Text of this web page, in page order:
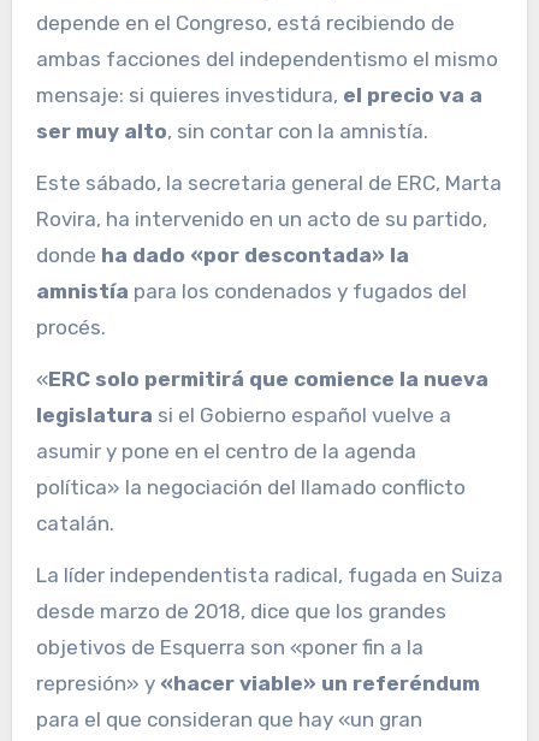
depende en el Congreso, está recibiendo de
ambas facciones del independentismo el mismo
mensaje: si quieres investidura, el precio va a
ser muy alto, sin contar con la amnistía.
Este sábado, la secretaria general de ERC, Marta
Rovira, ha intervenido en un acto de su partido,
donde ha dado «por descontada» la
amnistía para los condenados y fugados del
procés.
«ERC solo permitirá que comience la nueva
legislatura si el Gobierno español vuelve a
asumir y pone en el centro de la agenda
política» la negociación del llamado conflicto
catalán.
La líder independentista radical, fugada en Suiza
desde marzo de 2018, dice que los grandes
objetivos de Esquerra son «poner fin a la
represión» y «hacer viable» un referéndum
para el que consideran que hay «un gran